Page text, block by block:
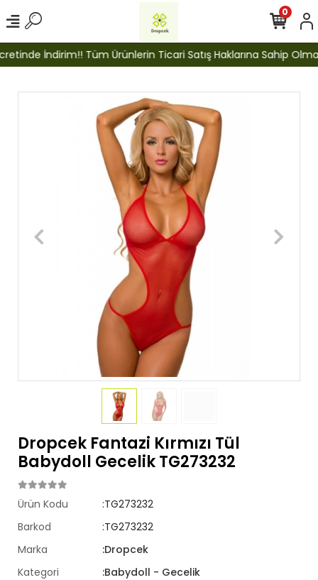
İndirim!! Tüm Ürünlerin Ticari Satış Haklarına Sahip
0
Dropcek Fantazi Kırmızı Tül
Babydoll Gecelik TG273232
Ürün Kodu
:TG273232
Barkod
:TG273232
Marka
:Dropcek
Kategori
:Babydoll - Gecelik